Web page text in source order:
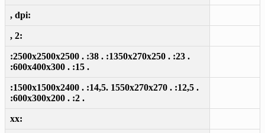
, dpi:
, 2:
:2500x2500x2500 . :38 . :1350x270x250 . :23 .
:600x400x300 . :15 .
:1500x1500x2400 . :14,5. 1550x270x270 . :12,5 .
:600x300x200 . :2 .
xx: